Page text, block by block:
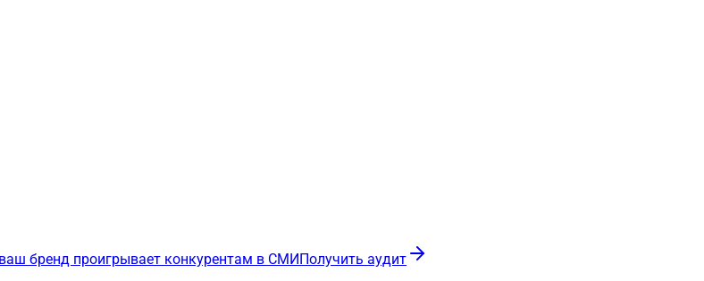
бренд проигрывает конкурентам в СМИПолучить аудит